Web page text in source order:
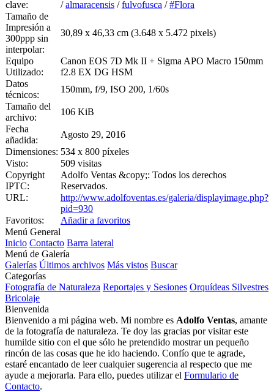
clave:
/almaracensis /fulvofusca /#Flora
Tamaño de
Impresión a
300ppp sin
interpolar:
30,89 x 46,33 cm (3.648 x 5.472 pixels)
Equipo
Utilizado:
Canon EOS 7D Mk II + Sigma APO Macro 150mm
f2.8 EX DG HSM
Datos
técnicos:
150mm, f/9, ISO 200, 1/60s
Tamaño del
archivo:
106 KiB
Fecha
añadida:
Agosto 29, 2016
Dimensiones: 534 x 800 píxeles
Visto:
509 visitas
Copyright
IPTC:
Adolfo Ventas &copy;: Todos los derechos
Reservados.
URL:
http://www.adolfoventas.es/galeria/displayimage.php?
pid=930
Favoritos:
Añadir a favoritos
Menú General
Inicio Contacto Barra lateral
Menú de Galería
Galerías Últimos archivos Más vistos Buscar
Categorías
Fotografía de Naturaleza Reportajes y Sesiones Orquídeas Silvestres
Bricolaje
Bienvenida
Bienvenido a mi página web. Mi nombre es Adolfo Ventas, amante
de la fotografía de naturaleza. Te doy las gracias por visitar este
humilde sitio con el que sólo he pretendido mostrar un pequeño
rincón de las cosas que he ido haciendo. Confío que te agrade,
estaré encantado de leer cualquier sugerencia al respecto que me
ayude a mejorarla. Para ello, puedes utilizar el Formulario de
Contacto.